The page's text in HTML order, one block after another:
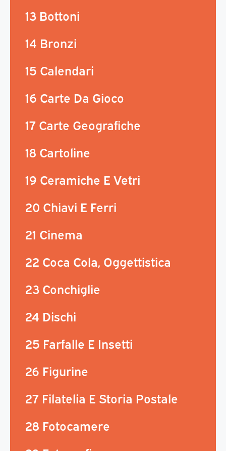
13 Bottoni
14 Bronzi
15 Calendari
16 Carte Da Gioco
17 Carte Geografiche
18 Cartoline
19 Ceramiche E Vetri
20 Chiavi E Ferri
21 Cinema
22 Coca Cola, Oggettistica
23 Conchiglie
24 Dischi
25 Farfalle E Insetti
26 Figurine
27 Filatelia E Storia Postale
28 Fotocamere